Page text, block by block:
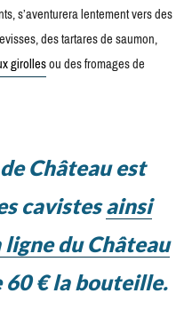
s’aventurera lentement vers des
des tartares de saumon,
girollesou des fromages de
Château est
cavistesainsi
ligne du Château
€ la bouteille.